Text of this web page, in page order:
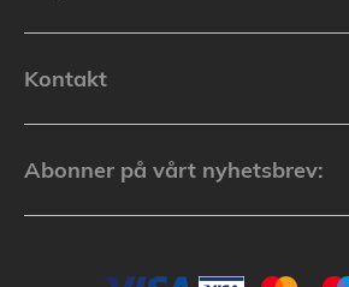
Kontakt
Abonner på vårt nyhetsbrev: